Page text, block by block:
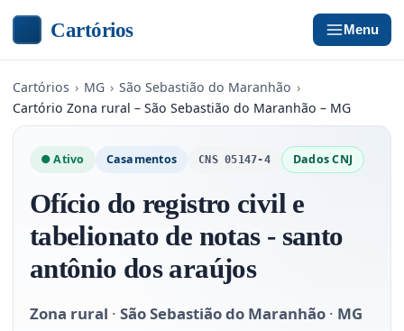
Cartórios Menu
Cartórios › MG › São Sebastião do Maranhão ›
Cartório Zona rural – São Sebastião do Maranhão – MG
● Ativo Casamentos CNS 05147-4 Dados CNJ
Ofício do registro civil e
tabelionato de notas - santo
antônio dos araújos
Zona rural · São Sebastião do Maranhão · MG